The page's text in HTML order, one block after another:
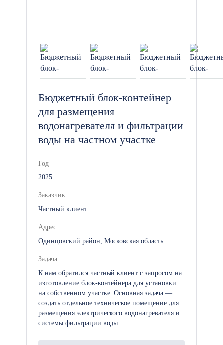
Полы и отделка: Устойчивые к
механическим повреждениям
покрытия, которые легко чистятся
Дополнительные опции и
Модульные поликлиники можно
адаптировать под различные задачи и
увеличивать их функциональность с
предлагаем следующие
дополнительные опции:
Дополнительные медицинские
кабинеты: Для расширения
функционала поликлиники,
включая кабинеты УЗИ, рентген-
кабинеты, лаборатории.
Бюджетный блок-контейнер
для размещения
водонагревателя и фильтрации
воды на частном участке
Год
2025
Заказчик
Частный клиент
Адрес
Одинцовский район, Московская область
Задача
К нам обратился частный клиент с запросом на
изготовление блок-контейнера для установки
на собственном участке. Основная задача —
создать отдельное техническое помещение для
размещения электрического водонагревателя и
системы фильтрации воды.